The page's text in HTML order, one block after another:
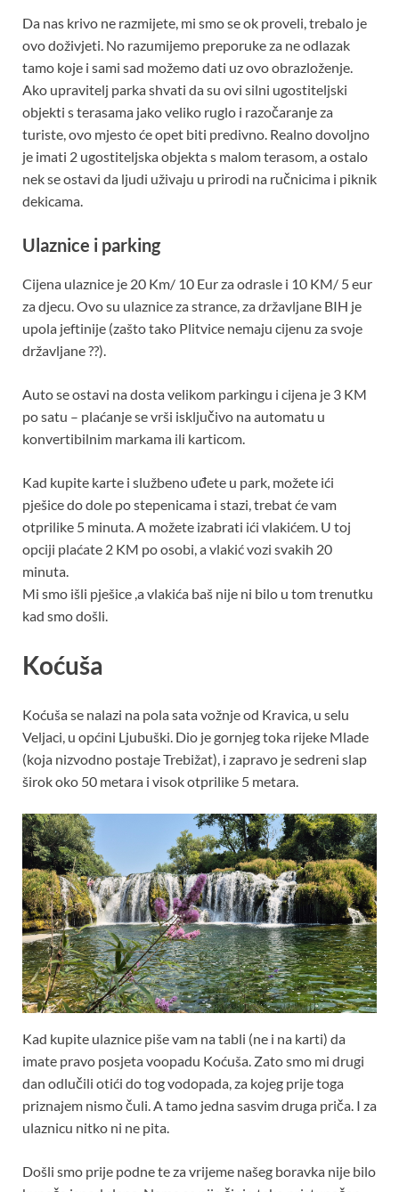
Da nas krivo ne razmijete, mi smo se ok proveli, trebalo je
ovo doživjeti. No razumijemo preporuke za ne odlazak
tamo koje i sami sad možemo dati uz ovo obrazloženje.
Ako upravitelj parka shvati da su ovi silni ugostiteljski
objekti s terasama jako veliko ruglo i razočaranje za
turiste, ovo mjesto će opet biti predivno. Realno dovoljno
je imati 2 ugostiteljska objekta s malom terasom, a ostalo
nek se ostavi da ljudi uživaju u prirodi na ručnicima i piknik
dekicama.
Ulaznice i parking
Cijena ulaznice je 20 Km/ 10 Eur za odrasle i 10 KM/ 5 eur
za djecu. Ovo su ulaznice za strance, za državljane BIH je
upola jeftinije (zašto tako Plitvice nemaju cijenu za svoje
državljane ??).
Auto se ostavi na dosta velikom parkingu i cijena je 3 KM
po satu – plaćanje se vrši isključivo na automatu u
konvertibilnim markama ili karticom.
Kad kupite karte i službeno uđete u park, možete ići
pješice do dole po stepenicama i stazi, trebat će vam
otprilike 5 minuta. A možete izabrati ići vlakićem. U toj
opciji plaćate 2 KM po osobi, a vlakić vozi svakih 20
minuta.
Mi smo išli pješice ,a vlakića baš nije ni bilo u tom trenutku
kad smo došli.
Koćuša
Koćuša se nalazi na pola sata vožnje od Kravica, u selu
Veljaci, u općini Ljubuški. Dio je gornjeg toka rijeke Mlade
(koja nizvodno postaje Trebižat), i zapravo je sedreni slap
širok oko 50 metara i visok otprilike 5 metara.
Kad kupite ulaznice piše vam na tabli (ne i na karti) da
imate pravo posjeta voopadu Koćuša. Zato smo mi drugi
dan odlučili otići do tog vodopada, za kojeg prije toga
priznajem nismo čuli. A tamo jedna sasvim druga priča. I za
ulaznicu nitko ni ne pita.
Došli smo prije podne te za vrijeme našeg boravka nije bilo